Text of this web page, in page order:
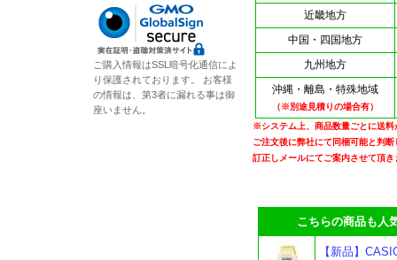
近畿地方
中国・四国地方
九州地方
沖縄・離島・特殊地域
（※別途見積りの場合有）
※システム上、商品数量ごとに送料
ご注文後に弊社にて同梱可能と判
訂正しメールにてご案内させて頂き
こちらの商品も人気
【新品】
ご購入情報はSSL暗号化通信によ
り保護されております。 お客様
の情報は、第3者に漏れる事は御
座いません。